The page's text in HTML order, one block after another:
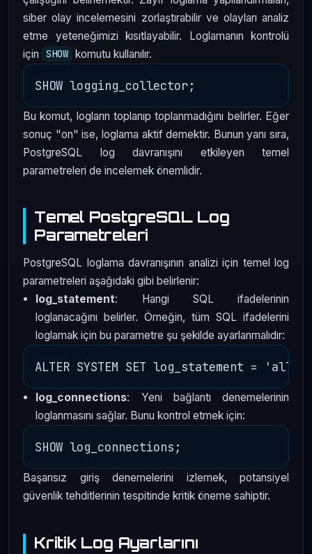
siber olay incelemesini zorlaştırabilir ve olayları analiz
etme yeteneğimizi kısıtlayabilir. Loglamanın kontrolü
için
SHOW komutu kullanılır.
Bu komut, logların toplanıp toplanmadığını belirler. Eğer
sonuç "on" ise, loglama aktif demektir. Bunun yanı sıra,
PostgreSQL log davranışını etkileyen temel
parametreleri de incelemek önemlidir.
Temel PostgreSQL Log
Parametreleri
PostgreSQL loglama davranışının analizi için temel log
parametreleri aşağıdaki gibi belirlenir:
log_statement: Hangi SQL ifadelerinin
loglanacağını belirler. Örneğin, tüm SQL ifadelerini
loglamak için bu parametre şu şekilde ayarlanmalıdır:
log_connections: Yeni bağlantı denemelerinin
loglanmasını sağlar. Bunu kontrol etmek için:
Başarısız giriş denemelerini izlemek, potansiyel
güvenlik tehditlerinin tespitinde kritik öneme sahiptir.
Kritik Log Ayarlarını